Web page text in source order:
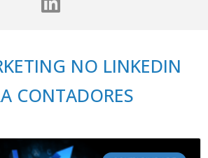
NO LINKEDIN
CONTADORES